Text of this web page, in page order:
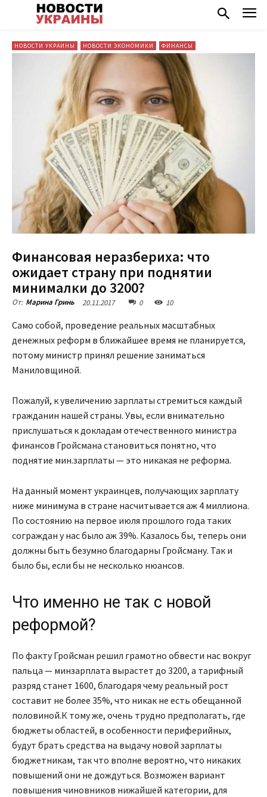
НОВОСТИ УКРАИНЫ НОВОСТИ ЭКОНОМИКИ ФИНАНСЫ
Финансовая неразбериха: что
ожидает страну при поднятии
минималки до 3200?
От: Марина Гринь 20.11.2017 0 10
Само собой, проведение реальных масштабных
денежных реформ в ближайшее время не планируется,
потому министр принял решение заниматься
Маниловщиной.
Пожалуй, к увеличению зарплаты стремиться каждый
гражданин нашей страны. Увы, если внимательно
прислушаться к докладам отечественного министра
финансов Гройсмана становиться понятно, что
поднятие мин.зарплаты — это никакая не реформа.
На данный момент украинцев, получающих зарплату
ниже минимума в стране насчитывается аж 4 миллиона.
По состоянию на первое июля прошлого года таких
сограждан у нас было аж 39%. Казалось бы, теперь они
должны быть безумно благодарны Гройсману. Так и
было бы, если бы не несколько нюансов.
Что именно не так с новой
реформой?
По факту Гройсман решил грамотно обвести нас вокруг
пальца — минзарплата вырастет до 3200, а тарифный
разряд станет 1600, благодаря чему реальный рост
составит не более 35%, что никак не есть обещанной
половиной.К тому же, очень трудно предполагать, где
бюджеты областей, в особенности периферийных,
будут брать средства на выдачу новой зарплаты
бюджетникам, так что вполне вероятно, что никаких
повышений они не дождуться. Возможен вариант
повышения чиновников нижайшей категории, для